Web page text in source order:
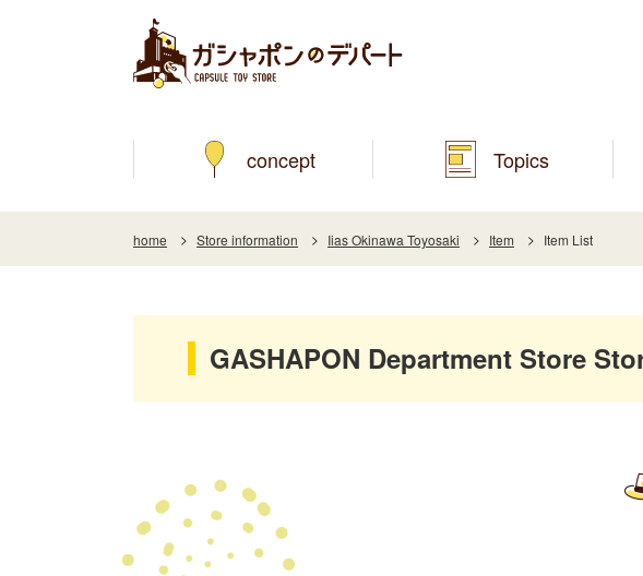
concept Topics
home Store information Iias Okinawa Toyosaki Item Item List
GASHAPON Department Store